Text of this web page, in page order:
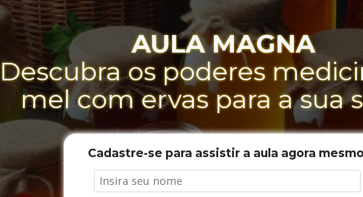
AULA MAGNA
Descubra os poderes
mel com ervas para a sua
Cadastre-se para assistir a aula agora